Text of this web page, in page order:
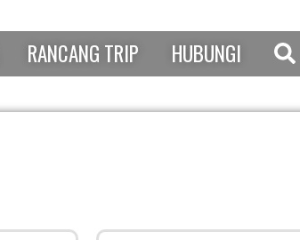
RANCANG TRIP HUBUNGI